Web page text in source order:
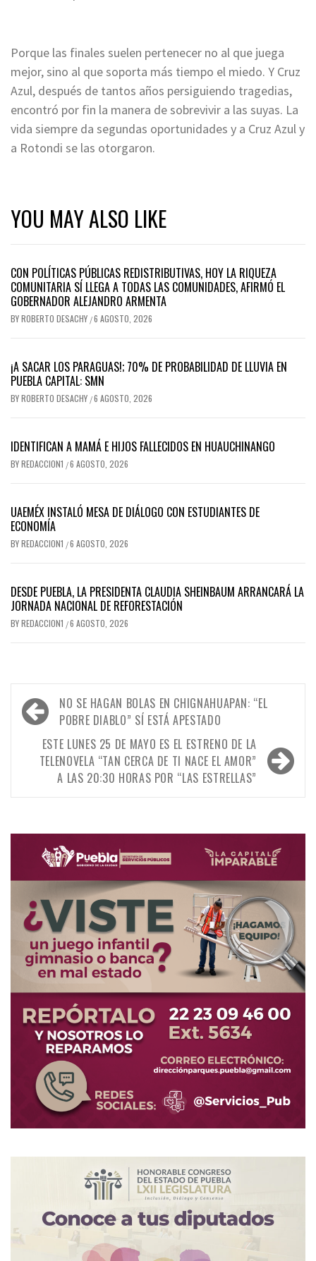
Porque las finales suelen pertenecer no al que juega
mejor, sino al que soporta más tiempo el miedo. Y Cruz
Azul, después de tantos años persiguiendo tragedias,
encontró por fin la manera de sobrevivir a las suyas. La
vida siempre da segundas oportunidades y a Cruz Azul y
a Rotondi se las otorgaron.
YOU MAY ALSO LIKE
CON POLÍTICAS PÚBLICAS REDISTRIBUTIVAS, HOY LA RIQUEZA
COMUNITARIA SÍ LLEGA A TODAS LAS COMUNIDADES, AFIRMÓ EL
GOBERNADOR ALEJANDRO ARMENTA
BYROBERTO DESACHY /6 AGOSTO, 2026
¡A SACAR LOS PARAGUAS!; 70% DE PROBABILIDAD DE LLUVIA EN
PUEBLA CAPITAL: SMN
BYROBERTO DESACHY /6 AGOSTO, 2026
IDENTIFICAN A MAMÁ E HIJOS FALLECIDOS EN HUAUCHINANGO
BYREDACCION1 /6 AGOSTO, 2026
UAEMÉX INSTALÓ MESA DE DIÁLOGO CON ESTUDIANTES DE
ECONOMÍA
BYREDACCION1 /6 AGOSTO, 2026
DESDE PUEBLA, LA PRESIDENTA CLAUDIA SHEINBAUM ARRANCARÁ LA
JORNADA NACIONAL DE REFORESTACIÓN
BYREDACCION1 /6 AGOSTO, 2026
Navegación
de
entradas
NO SE HAGAN BOLAS EN CHIGNAHUAPAN: “EL
POBRE DIABLO” SÍ ESTÁ APESTADO
ESTE LUNES 25 DE MAYO ES EL ESTRENO DE LA
TELENOVELA “TAN CERCA DE TI NACE EL AMOR”
A LAS 20:30 HORAS POR “LAS ESTRELLAS”